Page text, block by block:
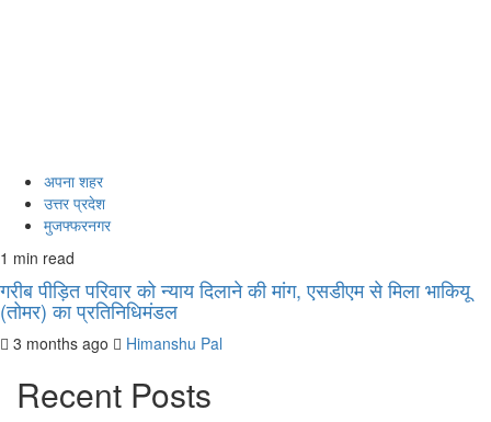
अपना शहर
उत्तर प्रदेश
मुजफ्फरनगर
1 min read
गरीब पीड़ित परिवार को न्याय दिलाने की मांग, एसडीएम से मिला भाकियू
(तोमर) का प्रतिनिधिमंडल
3 months ago Himanshu Pal
Recent Posts